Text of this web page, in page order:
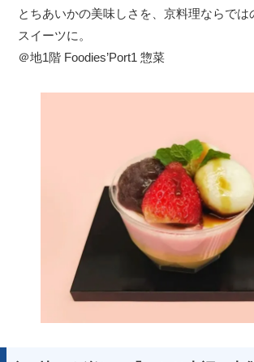
とちあいかの美味しさを、京料理ならでは
スイーツに。
＠地1階 Foodies’Port1 惣菜